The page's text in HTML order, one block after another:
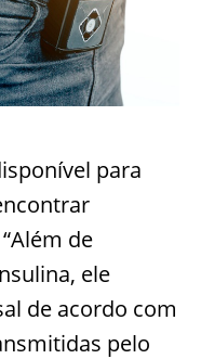
para
de
ele
de acordo com
pelo